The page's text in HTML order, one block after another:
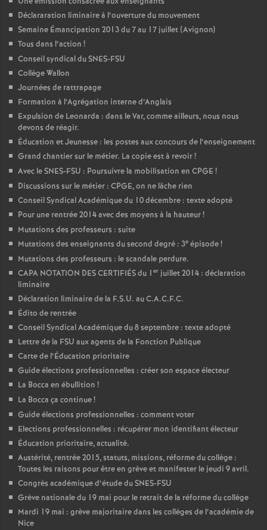
Déclararation liminaire à l’ouverture du mouvement
Semaine Émancipation 2013 du 7 au 17 juillet (Avignon)
Tous dans l’action !
Conseil syndical du SNES-FSU
Collège Wallon
Journées de rattrapage
Formation à l’Agrégation interne d’Anglais
Expulsion de Leonarda : dans le Var, comme ailleurs, nous nous
devons de réagir.
Éducation et Jeunesse : les postes aux concours de l’enseignement
Grand chantier sur le métier. La copie est à revoir!
Avec le SNES-FSU : Poursuivre la mobilisation en CPGE !
Discussions sur le métier : CPGE, on ne lâche rien
Conseil Syndical Académique du 10 décembre : texte adopté
Pour une rentrée 2014 avec des moyens à la hauteur!
Mutations des professeurs : suite
Mutations des enseignants du second degré : 3e épisode!
Mutations des professeurs : le scandale perdure.
CAPA NOTATION DES CERTIFIÉS du 1 er juillet 2014 : déclaration
liminaire
Déclaration liminaire de la F.S.U. au C.A.C.F.C.
Édito de rentrée
Conseil Syndical Académique du 8 septembre : texte adopté
Lettre de la FSU aux agents de la Fonction Publique
Carte de l’Éducation prioritaire
Guide élections professionnelles : créer son espace électeur
La Bocca en ébullition !
La Bocca ça continue!
Guide élections professionnelles : comment voter
Elections professionnelles : récupérer mon identifiant électeur
Éducation prioritaire, actualité.
Austérité, rentrée 2015, statuts, missions, réforme du collège :
Toutes les raisons pour être en grève et manifester le jeudi 9 avril.
Congrès académique d’étude du SNES-FSU
Grève nationale du 19 mai pour le retrait de la réforme du collège
Mardi 19 mai : grève majoritaire dans les collèges de l’académie de
Nice